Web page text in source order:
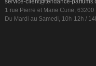
service-client@tendance-
1 rue Pierre et Marie Curie, 63200
Du Mardi au Samedi, 10h-12h /